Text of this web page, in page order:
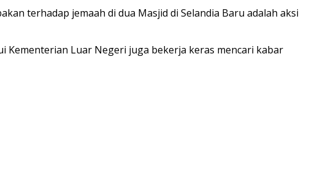
terhadap jemaah di dua Masjid di Selandia Baru adalah aksi
Kementerian Luar Negeri juga bekerja keras mencari kabar